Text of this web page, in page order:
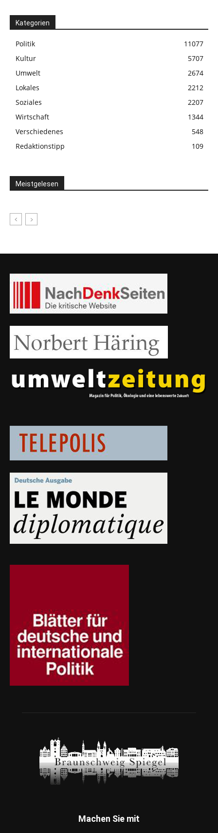
Kategorien
Politik
11077
Kultur
5707
Umwelt
2674
Lokales
2212
Soziales
2207
Wirtschaft
1344
Verschiedenes
548
Redaktionstipp
109
Meistgelesen
Machen Sie mit